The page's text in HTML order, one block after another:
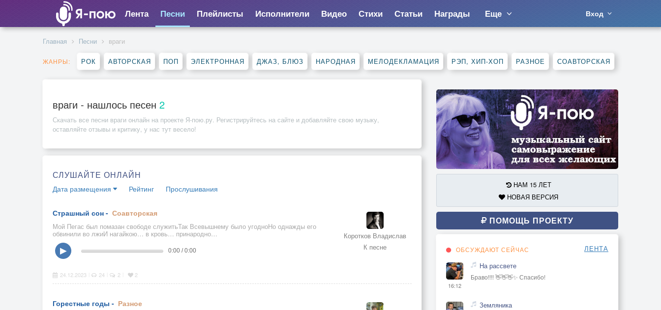
Лента Песни Плейлисты Исполнители Видео Стихи Статьи Награды Еще Вход
Главная Песни враги
ЖАНРЫ: РОК АВТОРСКАЯ ПОП ЭЛЕКТРОННАЯ ДЖАЗ, БЛЮЗ НАРОДНАЯ МЕЛОДЕКЛАМАЦИЯ РЭП, ХИП-ХОП РАЗНОЕ СОАВТОРСКАЯ
враги - нашлось песен 2
Скачать все песни враги онлайн на проекте Я-пою.ру. Регистрируйтесь на сайте и добавляйте свою музыку,
оставляйте отзывы и критику, у нас тут весело!
СЛУШАЙТЕ ОНЛАЙН
Дата размещения Рейтинг Прослушивания
Страшный сон - Соавторская
Мой Пегас был помазан свободе служитьТак Всевышнему было угодноНо однажды его
обвинили во лжиИ нагайкою… в кровь… принародно…
Коротков Владислав
К песне
▶ 0:00 / 0:00
24.12.2023 24 2 2
Горестные годы - Разное
НАМ 15 ЛЕТ
НОВАЯ ВЕРСИЯ
ПОМОЩЬ ПРОЕКТУ
ОБСУЖДАЮТ СЕЙЧАС ЛЕНТА
16:12
На рассвете
Браво!!!! 👋👋👋✨ Спасибо!
Земляника